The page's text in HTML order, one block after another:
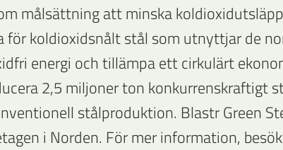
målsättning att minska
för koldioxidsnålt stål som utnyttjar de
energi och tillämpa ett cirkulärt
2,5 miljoner ton konkurrenskraftigt
stålproduktion. Blastr Green
i Norden. För mer information,